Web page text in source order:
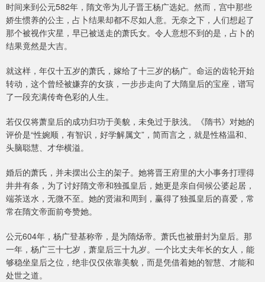
时间来到公元582年，隋文帝为儿子晋王杨广选妃。然而，宫中那些
娇生惯养的公主，占卜结果却都不尽如人意。无奈之下，人们想起了
那个被视作灾星，早已被送走的萧氏女。令人意想不到的是，占卜的
结果竟然是大吉。
就这样，年仅十五岁的萧氏，嫁给了十三岁的杨广。命运的齿轮开始
转动，这个曾经被嫌弃的女孩，一步步走向了大隋皇后的宝座，谱写
了一段充满传奇色彩的人生。
若仅仅将萧皇后的成功归功于美貌，未免过于肤浅。《隋书》对她的
评价是“性婉顺，有智识，好学解属文”，简而言之，就是性格温和、
头脑聪慧、才华横溢。
婚后的萧氏，并未摆出公主的架子。她将晋王府里的大小事务打理得
井井有条，为了讨好隋文帝和独孤皇后，她更是亲自伺候公婆起居，
端茶送水，无微不至。她的贤淑和周到，赢得了独孤皇后的喜爱，常
常在隋文帝面前夸赞她。
公元604年，杨广登基称帝，是为隋炀帝。萧氏也被册封为皇后。那
一年，杨广三十七岁，萧皇后三十九岁。一个比丈夫年长的女人，能
够稳坐皇后之位，绝非仅仅依靠美貌，而是凭借着她的智慧、才能和
处世之道。